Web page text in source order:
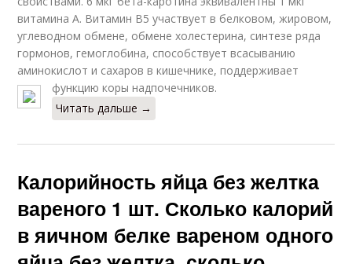
витамина А. Витамин В5 участвует в белковом, жировом,
углеводном обмене, обмене холестерина, синтезе ряда
гормонов, гемоглобина, способствует всасыванию
аминокислот и сахаров в кишечнике, поддерживает
функцию коры надпочечников.
Читать дальше →
Калорийность яйца без желтка
вареного 1 шт. Сколько калорий
в яичном белке вареном одного